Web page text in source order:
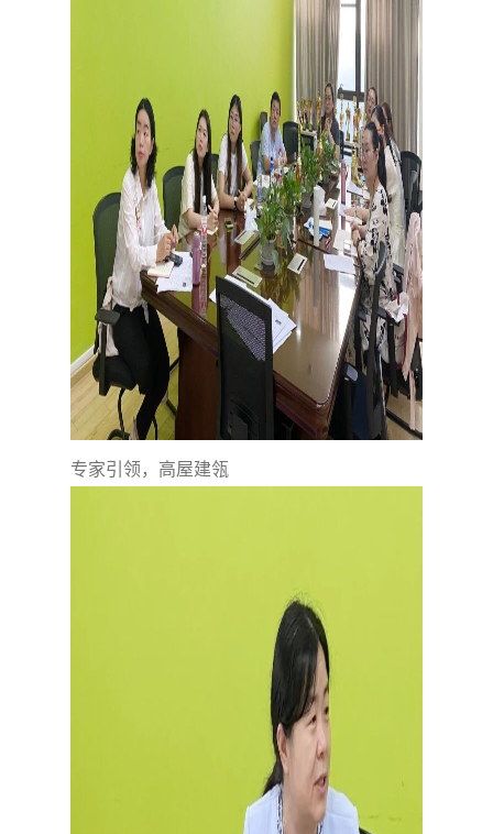
专家引领，高屋建瓴